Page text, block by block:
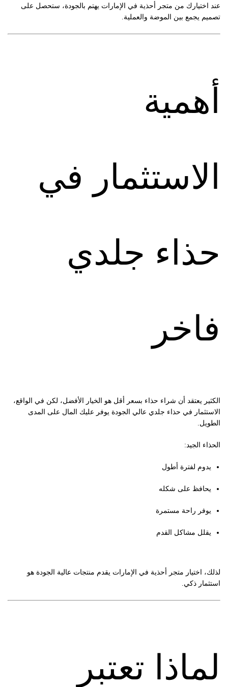
عند اختيارك من متجر أحذية في الإمارات يهتم بالجودة، ستحصل على
تصميم يجمع بين الموضة والعملية.
أهمية
الاستثمار في
حذاء جلدي
فاخر
الكثير يعتقد أن شراء حذاء بسعر أقل هو الخيار الأفضل، لكن في الواقع،
الاستثمار في حذاء جلدي عالي الجودة يوفر عليك المال على المدى
الطويل.
الحذاء الجيد:
يدوم لفترة أطول
يحافظ على شكله
يوفر راحة مستمرة
يقلل مشاكل القدم
لذلك، اختيار متجر أحذية في الإمارات يقدم منتجات عالية الجودة هو
استثمار ذكي.
لماذا تعتبر